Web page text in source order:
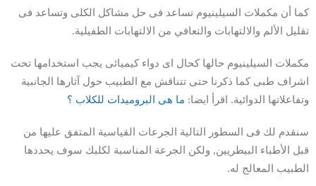
كما أن مكملات السيلينيوم تساعد فى حل مشاكل الكلى وتساعد فى
تقليل الألم والالتهابات والتعافي من الالتهابات الطفيلية.
مكملات السيلينيوم حالها كحال اى دواء كيميائى يجب استخدامها تحت
اشراف طبى كما ذكرنا حتى تتناقش مع الطبيب حول آثارها الجانبية
وتفاعلاتها الدوائية. اقرأ ايضا: ما هى البروميدات للكلاب ؟
سنقدم لك فى السطور التالية الجرعات القياسية المتفق عليها من
قبل الأطباء البيطريين, ولكن الجرعة المناسبة لكلبك سوف يحددها
الطبيب المعالج له.